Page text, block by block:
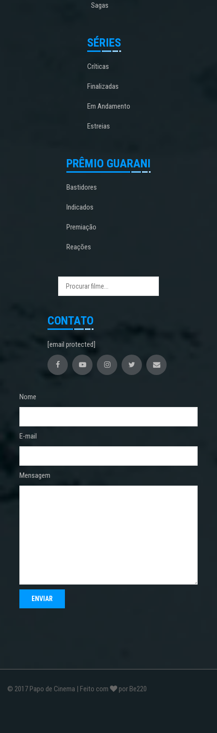
Sagas
SÉRIES
Críticas
Finalizadas
Em Andamento
Estreias
PRÊMIO GUARANI
Bastidores
Indicados
Premiação
Reações
CONTATO
[email protected]
Nome
E-mail
Mensagem
© 2017 Papo de Cinema | Feito com por Be220